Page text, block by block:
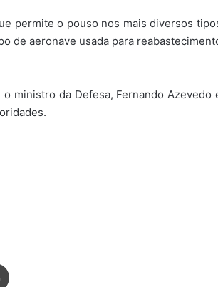
permite o pouso nos mais diversos
de aeronave usada para
ministro da Defesa, Fernando Azevedo